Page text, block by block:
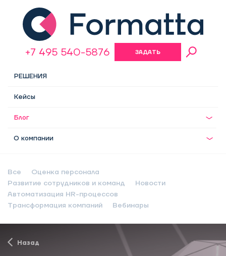
РЕШЕНИЯ
Кейсы
Блог
О компании
+7 495 540-5876 ЗАДАТЬ
Все
Оценка персонала
Развитие сотрудников и команд
Новости
Автоматизация HR-процессов
Трансформация компаний
Вебинары
Назад